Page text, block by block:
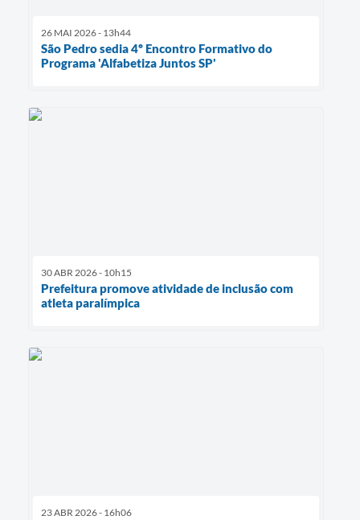
26 MAI 2026 - 13h44
São Pedro sedia 4º Encontro Formativo do
Programa 'Alfabetiza Juntos SP'
30 ABR 2026 - 10h15
Prefeitura promove atividade de inclusão com
atleta paralímpica
23 ABR 2026 - 16h06